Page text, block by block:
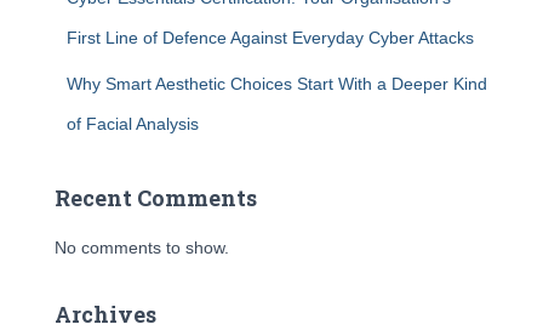
First Line of Defence Against Everyday Cyber Attacks
Why Smart Aesthetic Choices Start With a Deeper Kind
of Facial Analysis
Recent Comments
No comments to show.
Archives